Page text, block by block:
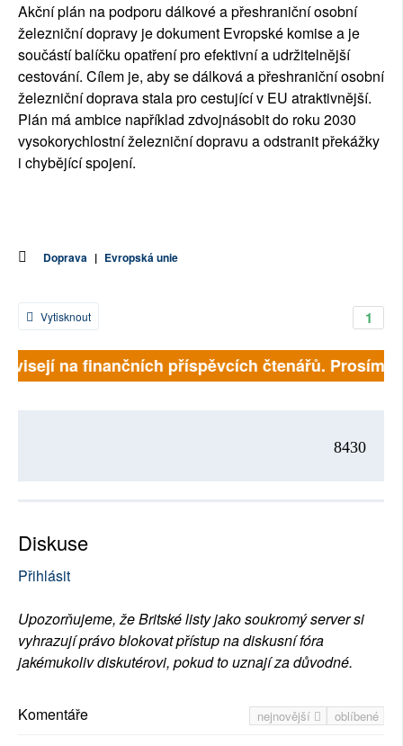
Akční plán na podporu dálkové a přeshraniční osobní
železniční dopravy je dokument Evropské komise a je
součástí balíčku opatření pro efektivní a udržitelnější
cestování. Cílem je, aby se dálková a přeshraniční osobní
železniční doprava stala pro cestující v EU atraktivnější.
Plán má ambice například zdvojnásobit do roku 2030
vysokorychlostní železniční dopravu a odstranit překážky
i chybějící spojení.
Doprava | Evropská unie
1
Vytisknout
na finančních příspěvcích čtenářů. Prosíme,
8430
Diskuse
Přihlásit
Upozorňujeme, že Britské listy jako soukromý server si
vyhrazují právo blokovat přístup na diskusní fóra
jakémukoliv diskutérovi, pokud to uznají za důvodné.
nejnovější oblíbené
Komentáře